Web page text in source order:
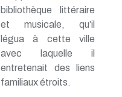
bibliothèque littéraire
et musicale, qu’il
légua à cette ville
avec laquelle il
entretenait des liens
familiaux étroits.